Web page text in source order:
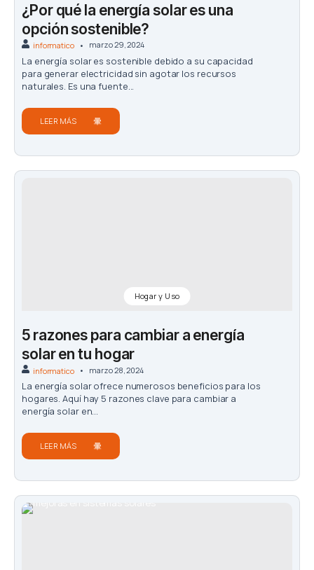
¿Por qué la energía solar es una
opción sostenible?
informatico marzo 29, 2024
La energía solar es sostenible debido a su capacidad
para generar electricidad sin agotar los recursos
naturales. Es una fuente...
LEER MÁS
Hogar y Uso
5 razones para cambiar a energía
solar en tu hogar
informatico marzo 28, 2024
La energía solar ofrece numerosos beneficios para los
hogares. Aquí hay 5 razones clave para cambiar a
energía solar en...
LEER MÁS